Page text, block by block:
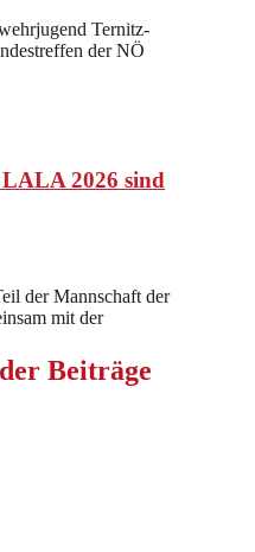
Ternitz-
der NÖ
2026 sind
der Mannschaft der
mit der
Beiträge